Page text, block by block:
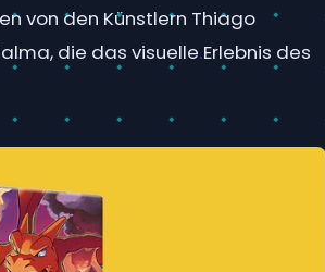
von den Künstlern Thiago
die das visuelle Erlebnis des